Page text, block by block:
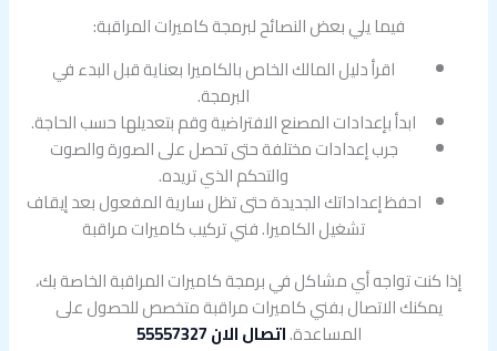
فيما يلي بعض النصائح لبرمجة كاميرات المراقبة:
اقرأ دليل المالك الخاص بالكاميرا بعناية قبل البدء في
البرمجة.
ابدأ بإعدادات المصنع الافتراضية وقم بتعديلها حسب الحاجة.
جرب إعدادات مختلفة حتى تحصل على الصورة والصوت
والتحكم الذي تريده.
احفظ إعداداتك الجديدة حتى تظل سارية المفعول بعد إيقاف
تشغيل الكاميرا. فني تركيب كاميرات مراقبة
إذا كنت تواجه أي مشاكل في برمجة كاميرات المراقبة الخاصة بك،
يمكنك الاتصال بفني كاميرات مراقبة متخصص للحصول على
المساعدة.اتصال الان 55557327